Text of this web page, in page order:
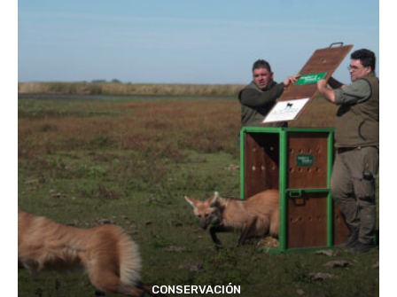
CONSERVACIÓN